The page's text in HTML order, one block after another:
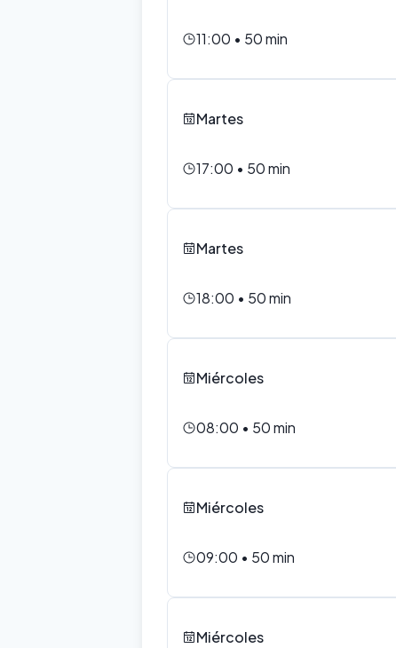
11:00 • 50min
Martes
17:00 • 50min
Martes
18:00 • 50min
Miércoles
08:00 • 50min
Miércoles
09:00 • 50min
Miércoles